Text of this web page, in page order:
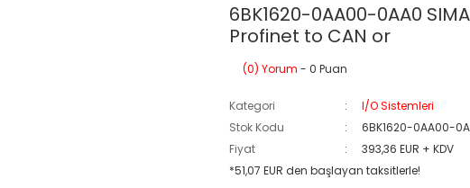
6BK1620-0AA00-0AA0
Profinet to CAN or
(0) Yorum - 0 Puan
Kategori
I/O Sistemleri
Stok Kodu
6BK1620-0AA00-
Fiyat
393,36 EUR + KDV
*51,07 EUR den başlayan taksitlerle!